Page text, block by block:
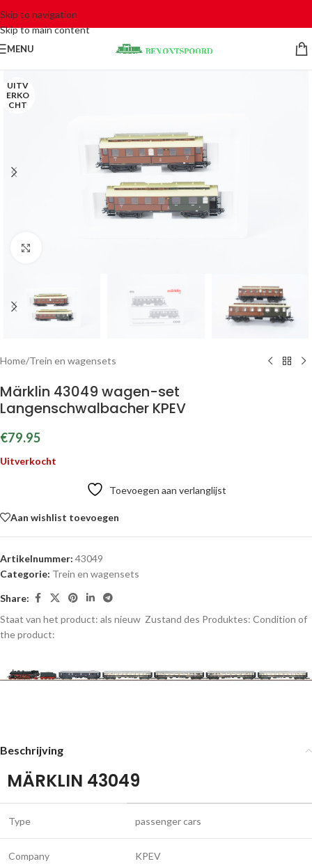
Skip to navigation
Skip to main content
MENU
UITV
ERKO
CHT
Home/Trein en wagensets
Märklin 43049 wagen-set
Langenschwalbacher KPEV
€79.95
Uitverkocht
Toevoegen aan verlanglijst
Aan wishlist toevoegen
Artikelnummer: 43049
Categorie: Trein en wagensets
Share:
Staat van het product: als nieuw Zustand des Produktes: Condition of
the product:
Beschrijving
MÄRKLIN 43049
Type passenger cars
Company KPEV